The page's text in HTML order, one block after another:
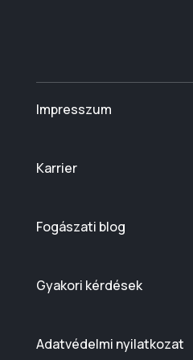
Impresszum
Karrier
Fogászati blog
Gyakori kérdések
Adatvédelmi nyilatkozat